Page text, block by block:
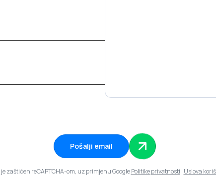
Pošalji email
je zaštićen reCAPTCHA-om, uz primjenu GooglePolitike privatnosti i Uslova